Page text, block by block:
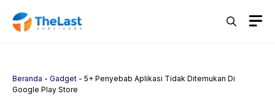
Beranda - Gadget - 5+ Penyebab Aplikasi Tidak Ditemukan Di
Google Play Store